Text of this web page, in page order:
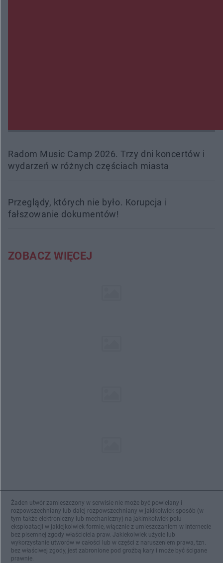
Radom Music Camp 2026. Trzy dni koncertów i
wydarzeń w różnych częściach miasta
Przeglądy, których nie było. Korupcja i
fałszowanie dokumentów!
ZOBACZ WIĘCEJ
Żaden utwór zamieszczony w serwisie nie może być powielany i
rozpowszechniany lub dalej rozpowszechniany w jakikolwiek sposób (w
tym także elektroniczny lub mechaniczny) na jakimkolwiek polu
eksploatacji w jakiejkolwiek formie, włącznie z umieszczaniem w Internecie
bez pisemnej zgody właściciela praw. Jakiekolwiek użycie lub
wykorzystanie utworów w całości lub w części z naruszeniem prawa, tzn.
bez właściwej zgody, jest zabronione pod groźbą kary i może być ścigane
prawnie.